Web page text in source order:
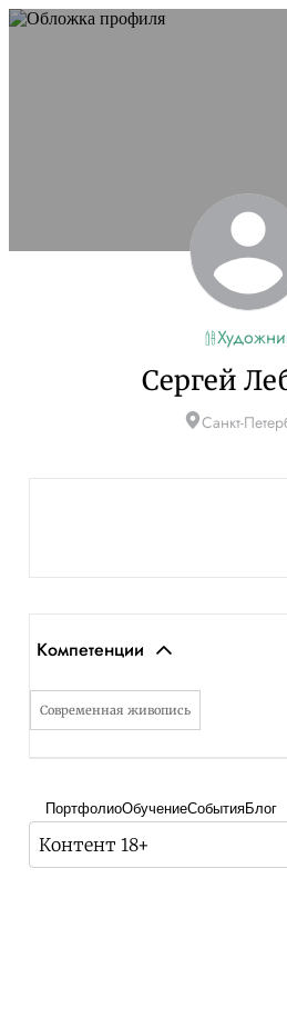
Сергей
Санкт-
Компетенции
Современная живопись
ПортфолиоОбучениеСобытияБлог
Контент 18+